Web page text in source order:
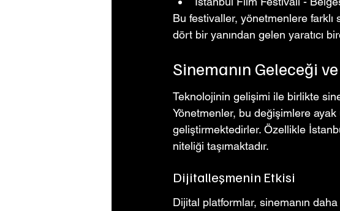
Bu festivaller, yönetmenlere farklı
dört bir yanından gelen yaratıcı
Sinemanın Geleceği
Teknolojinin gelişimi ile birlikte
Yönetmenler, bu değişimlere
geliştirmektedirler. Özellikle
niteliği taşımaktadır.
Dijitalleşmenin Etkisi
Dijital platformlar, sinemanın